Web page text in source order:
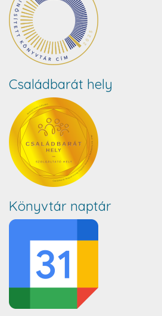
Családbarát hely
Könyvtár naptár